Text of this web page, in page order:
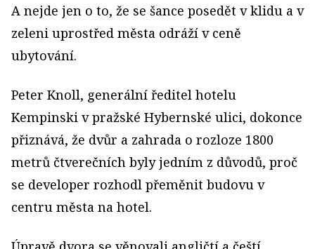
A nejde jen o to, že se šance posedět v klidu a v
zeleni uprostřed města odráží v ceně
ubytování.
Peter Knoll, generální ředitel hotelu
Kempinski v pražské Hybernské ulici, dokonce
přiznává, že dvůr a zahrada o rozloze 1800
metrů čtverečních byly jedním z důvodů, proč
se developer rozhodl přeměnit budovu v
centru města na hotel.